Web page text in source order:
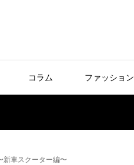
コラム ファッション
新車スクーター編〜